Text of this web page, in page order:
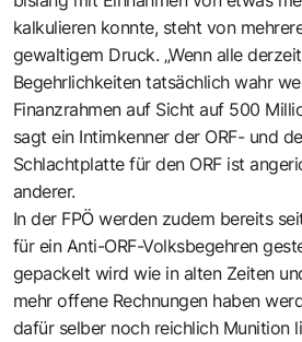
kalkulieren konnte, steht von
gewaltigem Druck. „Wenn alle
Begehrlichkeiten tatsächlich wahr
Finanzrahmen auf Sicht auf 500
sagt ein Intimkenner der ORF- und
Schlachtplatte für den ORF ist
anderer.
In der FPÖ werden zudem bereits
für ein Anti-ORF-Volksbegehren
gepackelt wird wie in alten Zeiten
mehr offene Rechnungen haben
dafür selber noch reichlich Munition